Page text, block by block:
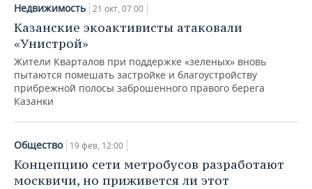
Недвижимость 21 окт, 07:00
Казанские экоактивисты атаковали
«Унистрой»
Жители Кварталов при поддержке «зеленых» вновь
пытаются помешать застройке и благоустройству
прибрежной полосы заброшенного правого берега
Казанки
Общество 19 фев, 12:00
Концепцию сети метробусов разработают
москвичи, но приживется ли этот